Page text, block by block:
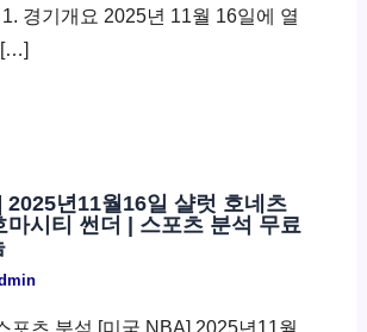
경기개요 2025년 11월 16일에 열
[…]
년11월16일 샬럿 호네츠
시티 썬더 | 스포츠 분석 무료
포츠 분석 [미국 NBA] 2025년11월